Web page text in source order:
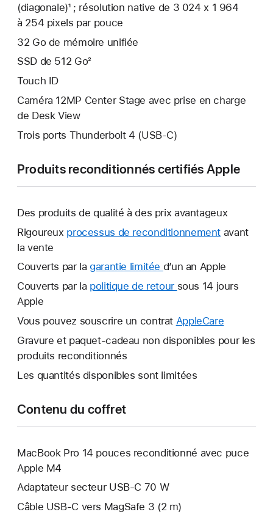
(diagonale)¹ ; résolution native de 3 024 x 1 964
à 254 pixels par pouce
32 Go de mémoire unifiée
SSD de 512 Go²
Touch ID
Caméra 12MP Center Stage avec prise en charge
de Desk View
Trois ports Thunderbolt 4 (USB-C)
Produits reconditionnés certifiés Apple
Des produits de qualité à des prix avantageux
Rigoureux processus de reconditionnement avant
la vente
Couverts par la garantie limitée Une
nouvelle
d’un an Apple
Couverts par la politique de retour Une
fenêtre
sous 14 jours
Apple
Vous pouvez souscrire un contrat AppleCare
nouvelle
Gravure et paquet-cadeau non disponibles pour les
produits reconditionnés
Les quantités disponibles sont limitées
Contenu du coffret
MacBook Pro 14 pouces reconditionné avec puce
Apple M4
Adaptateur secteur USB‑C 70 W
Câble USB-C vers MagSafe 3 (2 m)